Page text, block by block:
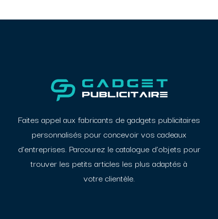
Faites appel aux fabricants de gadgets publicitaires
personnalisés pour concevoir vos cadeaux
d’entreprises. Parcourez le catalogue d’objets pour
trouver les petits articles les plus adaptés à
votre clientèle.